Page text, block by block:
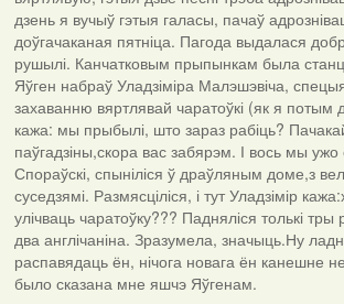
дзень я вучыў гэтыя галасы, пачаў
доўгачаканая пятніца. Пагода выдалася
рушылі. Канчатковым прыпынкам была
Яўген набраў Уладзіміра Малэшэвіча,
захаванню вяртлявай чаратоўкі (як я потым
кажа: мы прыбылі, што зараз рабіць?
паўгадзіны,скора вас забярэм. І вось мы
Спораўскі, спыніліся ў драўляным доме,з
суседзямі. Размясціліся, і тут Уладзімір
улічваць чаратоўку??? Падняліся толькі тры
два англічаніна. Зразумела, значыць.Ну
распавядаць ён, нічога новага ён канешне
было сказана мне яшчэ Яўгенам.